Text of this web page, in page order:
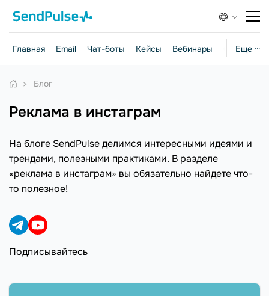
Еще ···
Главная Email Чат-боты Кейсы Вебинары Стратегии
Блог
реклама в инстаграм
На блоге SendPulse делимся интересными идеями и
трендами, полезными практиками. В разделе
«реклама в инстаграм» вы обязательно найдете что-
то полезное!
Подписывайтесь